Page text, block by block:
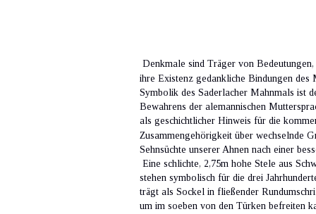
Denkmale sind Träger von
ihre Existenz gedankliche Bindungen
Symbolik des Saderlacher Mahnmals ist
Bewahrens der alemannischen
als geschichtlicher Hinweis für die
Zusammengehörigkeit über wechselnde
Sehnsüchte unserer Ahnen nach einer
Eine schlichte, 2,75m hohe Stele aus
stehen symbolisch für die drei
trägt als Sockel in fließender
um im soeben von den Türken befreiten